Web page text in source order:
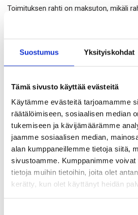
Suostumus Yksityiskohdat
Tämä sivusto käyttää evästeitä
Käytämme evästeitä tarjoamamme
räätälöimiseen, sosiaalisen median
tukemiseen ja kävijämäärämme
jaamme sosiaalisen median,
alan kumppaneillemme tietoja siitä,
sivustoamme. Kumppanimme voivat
tietoja muihin tietoihin, joita olet
kerätty, kun olet käyttänyt heidän
Toimituksen rahti on maksuton, mikäli
vähintään 20 tonnia / toimitus.
rajoituksettoman ja suoran yhteyden.
Pretec Finland Oy Ab ei ole vastuussa
mahdollisista vaurioista.
Force majeure
Force Majeure -pykälä pitää sisällään
syyt, kuten sotatila, tulipalo,
asettamat rajoitukset, raaka-
viivästykset ja tehtaan tai tuotantolinjan
Pakkaus